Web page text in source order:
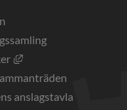
i nytt fönster.
Länk till annan
anslagstavla